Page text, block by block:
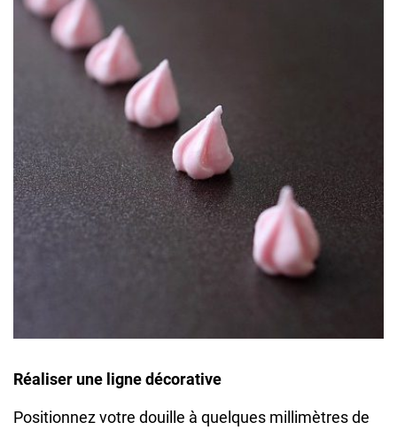
Réaliser une ligne décorative
Positionnez votre douille à quelques millimètres de